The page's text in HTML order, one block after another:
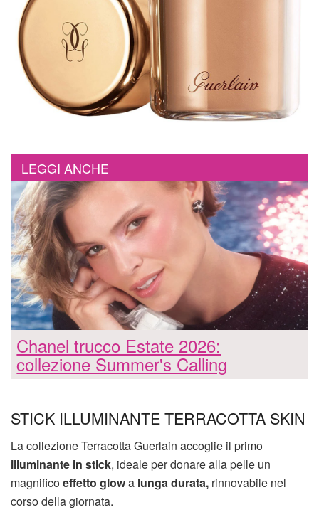
LEGGI ANCHE
Chanel trucco Estate 2026:
collezione Summer's Calling
STICK ILLUMINANTE TERRACOTTA SKIN
La collezione Terracotta Guerlain accoglie il primo
illuminante in stick, ideale per donare alla pelle un
magnificoeffetto glowa lunga durata, rinnovabile nel
corso della giornata.